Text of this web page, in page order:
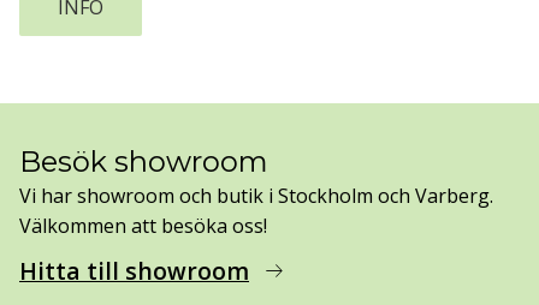
INFO
Besök showroom
Vi har showroom och butik i Stockholm och Varberg.
Välkommen att besöka oss!
Hitta till showroom arrow_right_alt